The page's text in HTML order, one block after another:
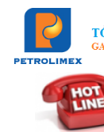
content